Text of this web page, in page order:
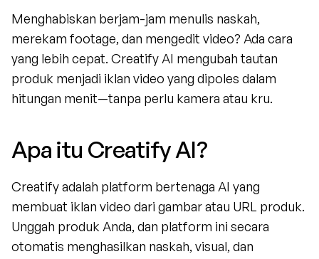
Menghabiskan berjam-jam menulis naskah,
merekam footage, dan mengedit video? Ada cara
yang lebih cepat. Creatify AI mengubah tautan
produk menjadi iklan video yang dipoles dalam
hitungan menit—tanpa perlu kamera atau kru.
Apa itu Creatify AI?
Creatify adalah platform bertenaga AI yang
membuat iklan video dari gambar atau URL produk.
Unggah produk Anda, dan platform ini secara
otomatis menghasilkan naskah, visual, dan